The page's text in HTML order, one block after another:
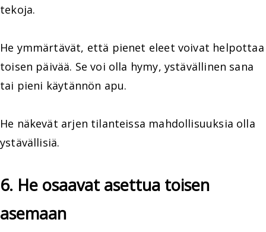
tekoja.
He ymmärtävät, että pienet eleet voivat helpottaa
toisen päivää. Se voi olla hymy, ystävällinen sana
tai pieni käytännön apu.
He näkevät arjen tilanteissa mahdollisuuksia olla
ystävällisiä.
6. He osaavat asettua toisen
asemaan